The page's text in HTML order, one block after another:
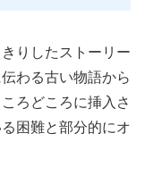
りしたストーリー
わる古い物語から
ろどころに挿入さ
困難と部分的にオ